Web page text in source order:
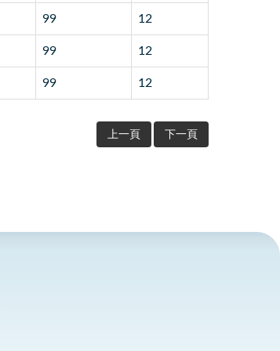
99 12
99 12
99 12
上一頁 下一頁